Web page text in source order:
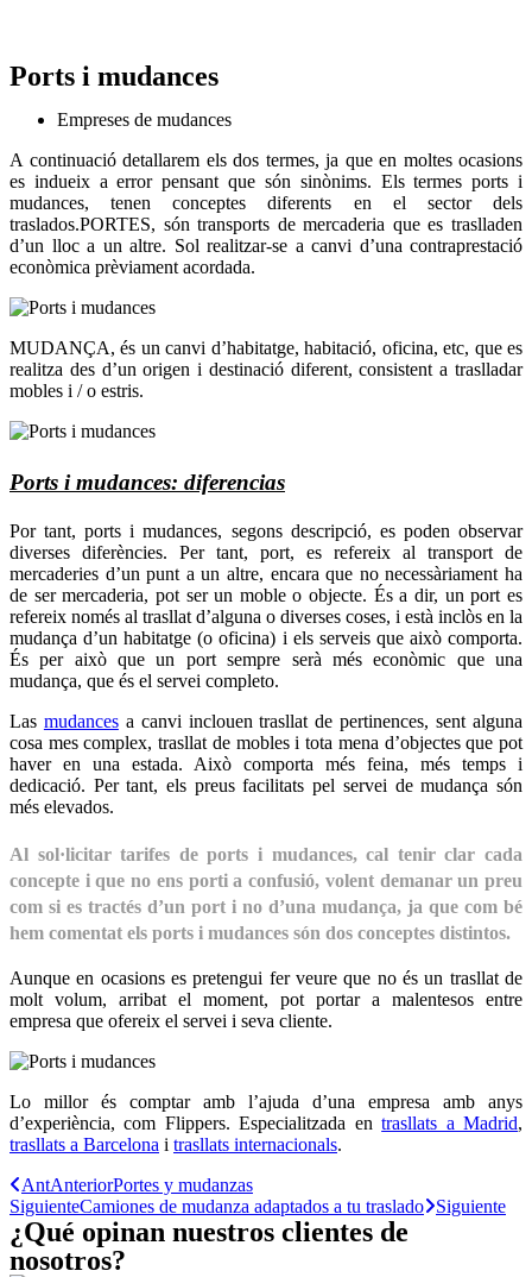
Ports i mudances
Empreses de mudances
A continuació detallarem els dos termes, ja que en moltes ocasions
es indueix a error pensant que són sinònims. Els termes ports i
mudances, tenen conceptes diferents en el sector dels
traslados.PORTES, són transports de mercaderia que es traslladen
d’un lloc a un altre. Sol realitzar-se a canvi d’una contraprestació
econòmica prèviament acordada.
MUDANÇA, és un canvi d’habitatge, habitació, oficina, etc, que es
realitza des d’un origen i destinació diferent, consistent a traslladar
mobles i / o estris.
Ports i mudances: diferencias
Por tant, ports i mudances, segons descripció, es poden observar
diverses diferències. Per tant, port, es refereix al transport de
mercaderies d’un punt a un altre, encara que no necessàriament ha
de ser mercaderia, pot ser un moble o objecte. És a dir, un port es
refereix només al trasllat d’alguna o diverses coses, i està inclòs en la
mudança d’un habitatge (o oficina) i els serveis que això comporta.
És per això que un port sempre serà més econòmic que una
mudança, que és el servei completo.
Las mudancesa canvi inclouen trasllat de pertinences, sent alguna
cosa mes complex, trasllat de mobles i tota mena d’objectes que pot
haver en una estada. Això comporta més feina, més temps i
dedicació. Per tant, els preus facilitats pel servei de mudança són
més elevados.
Al sol·licitar tarifes de ports i mudances, cal tenir clar cada
concepte i que no ens porti a confusió, volent demanar un preu
com si es tractés d’un port i no d’una mudança, ja que com bé
hem comentat els ports i mudances són dos conceptes distintos.
Aunque en ocasions es pretengui fer veure que no és un trasllat de
molt volum, arribat el moment, pot portar a malentesos entre
empresa que ofereix el servei i seva cliente.
Lo millor és comptar amb l’ajuda d’una empresa amb anys
d’experiència, com Flippers. Especialitzada entrasllats a Madrid,
trasllats a Barcelona i trasllats internacionals.
AntAnteriorPortes y mudanzas
SiguienteCamiones de mudanza adaptados a tu traslado Siguiente
¿Qué opinan nuestros clientes de
nosotros?